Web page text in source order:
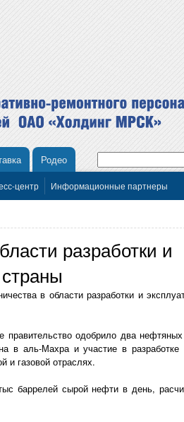
Родео
центр Информационные партнеры
разработки и
в области разработки и
одобрило два
в аль-Махра и участие в разработке
и газовой отраслях.
баррелей сырой нефти в день,